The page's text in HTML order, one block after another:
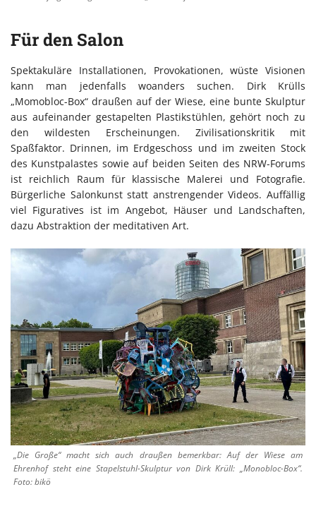
Für den Salon
Spektakuläre Installationen, Provokationen, wüste Visionen
kann man jedenfalls woanders suchen. Dirk Krülls
„Momobloc-Box“ draußen auf der Wiese, eine bunte Skulptur
aus aufeinander gestapelten Plastikstühlen, gehört noch zu
den wildesten Erscheinungen. Zivilisationskritik mit
Spaßfaktor. Drinnen, im Erdgeschoss und im zweiten Stock
des Kunstpalastes sowie auf beiden Seiten des NRW-Forums
ist reichlich Raum für klassische Malerei und Fotografie.
Bürgerliche Salonkunst statt anstrengender Videos. Auffällig
viel Figuratives ist im Angebot, Häuser und Landschaften,
dazu Abstraktion der meditativen Art.
„Die Große“ macht sich auch draußen bemerkbar: Auf der Wiese am
Ehrenhof steht eine Stapelstuhl-Skulptur von Dirk Krüll: „Monobloc-Box“.
Foto: bikö